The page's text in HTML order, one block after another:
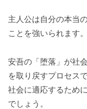
主人公は自分の本当
ことを強いられます。
安吾の「堕落」が社
を取り戻すプロセス
社会に適応するため
でしょう。